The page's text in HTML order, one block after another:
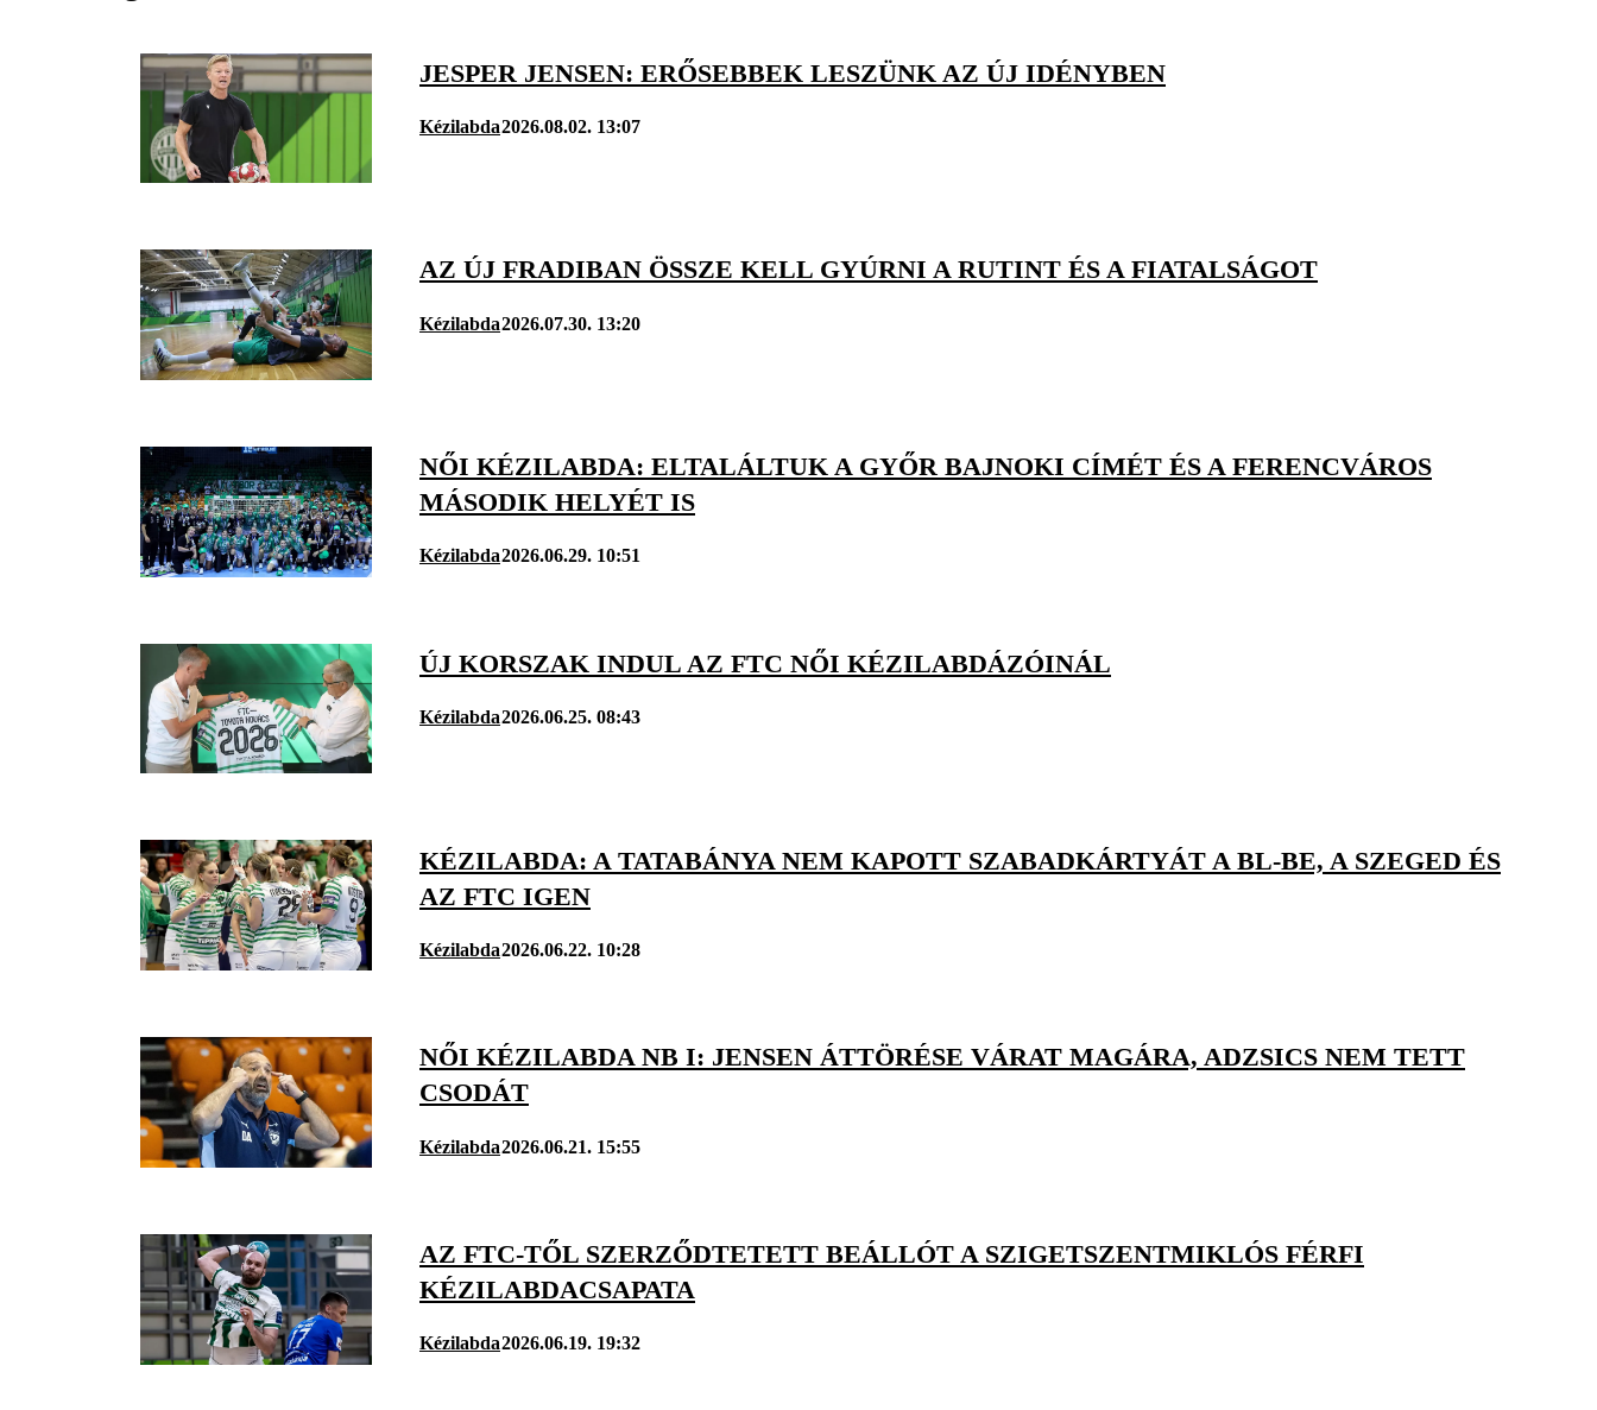
JESPER JENSEN: ERŐSEBBEK LESZÜNK AZ ÚJ IDÉNYBEN
Kézilabda2026.08.02. 13:07
AZ ÚJ FRADIBAN ÖSSZE KELL GYÚRNI A RUTINT ÉS A FIATALSÁGOT
Kézilabda2026.07.30. 13:20
NŐI KÉZILABDA: ELTALÁLTUK A GYŐR BAJNOKI CÍMÉT ÉS A FERENCVÁROS
MÁSODIK HELYÉT IS
Kézilabda2026.06.29. 10:51
ÚJ KORSZAK INDUL AZ FTC NŐI KÉZILABDÁZÓINÁL
Kézilabda2026.06.25. 08:43
KÉZILABDA: A TATABÁNYA NEM KAPOTT SZABADKÁRTYÁT A BL-BE, A SZEGED ÉS
AZ FTC IGEN
Kézilabda2026.06.22. 10:28
NŐI KÉZILABDA NB I: JENSEN ÁTTÖRÉSE VÁRAT MAGÁRA, ADZSICS NEM TETT
CSODÁT
Kézilabda2026.06.21. 15:55
AZ FTC-TŐL SZERZŐDTETETT BEÁLLÓT A SZIGETSZENTMIKLÓS FÉRFI
KÉZILABDACSAPATA
Kézilabda2026.06.19. 19:32